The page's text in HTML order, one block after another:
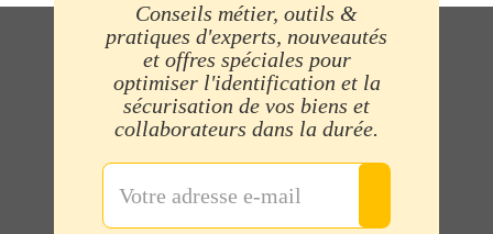
Conseils métier, outils &
pratiques d'experts, nouveautés
et offres spéciales pour
optimiser l'identification et la
sécurisation de vos biens et
collaborateurs dans la durée.